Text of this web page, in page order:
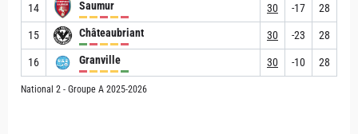
14 Saumur 30 -17 28
15 Châteaubriant 30 -23 28
16 Granville 30 -10 28
National 2 - Groupe A 2025-2026